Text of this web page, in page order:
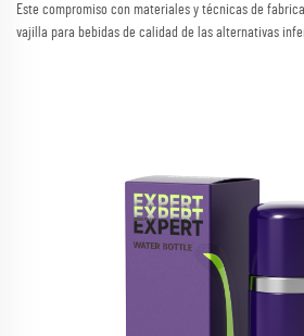
Este compromiso con materiales y técnicas de
vajilla para bebidas de calidad de las alternativas